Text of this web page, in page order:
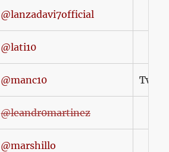
@lanzadavi7official
@lati10
@manc10
@leandr0martinez
@marshillo